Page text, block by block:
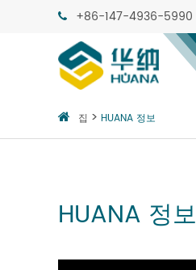
+86-147-4936-5990
집 HUANA 정보
HUANA 정보